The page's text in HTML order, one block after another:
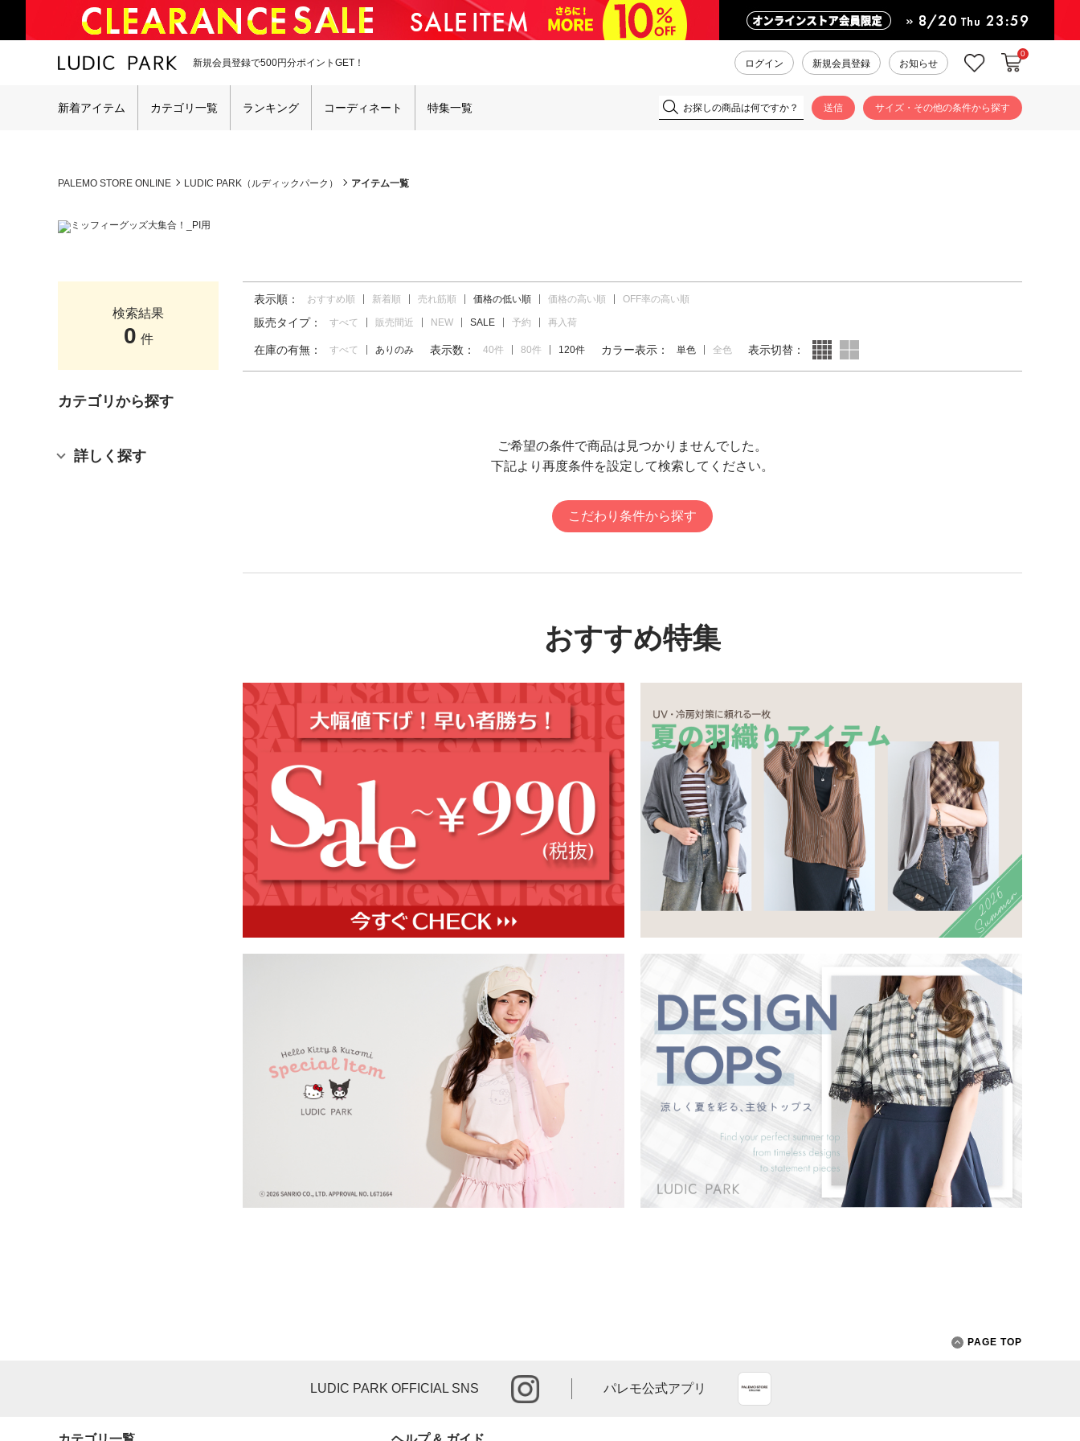
新規会員登録で500円分ポイントGET！ ログイン 新規会員登録 お知らせ お気に入りカートに入
0
新着アイテム カテゴリ一覧 ランキング コーディネート 特集一覧 サイズ・その他の条件から探す
PALEMO STORE ONLINE LUDIC PARK（ルディックパーク） アイテム一覧
検索結果
0 件
カテゴリから探す
詳しく探す
表示順： おすすめ順 新着順 売れ筋順 価格の低い順 価格の高い順 OFF率の高い順
販売タイプ： すべて 販売間近 NEW SALE 予約 再入荷
在庫の有無： すべて ありのみ 表示数： 40件 80件 120件 カラー表示： 単色 全色 表示切替：
ご希望の条件で商品は見つかりませんでした。
下記より再度条件を設定して検索してください。
こだわり条件から探す
おすすめ特集
PAGE TOP
LUDIC PARK OFFICIAL SNS
instagram
パレモ公式アプリ
App Store